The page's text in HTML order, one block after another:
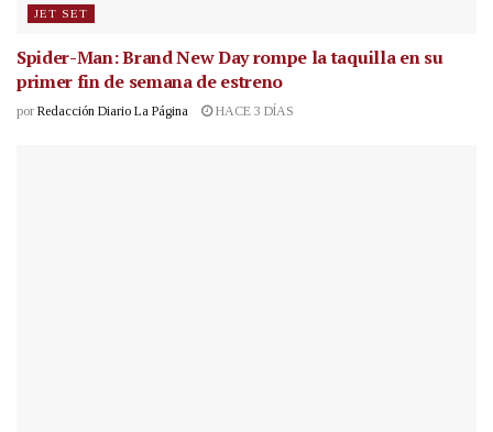
JET SET
Spider-Man: Brand New Day rompe la taquilla en su
primer fin de semana de estreno
por Redacción Diario La Página HACE 3 DÍAS